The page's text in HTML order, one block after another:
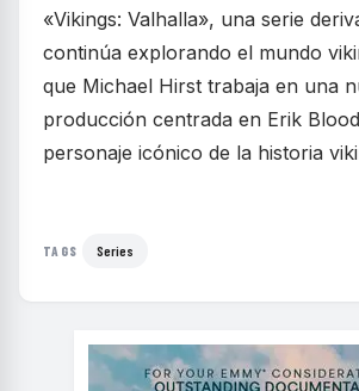
«Vikings: Valhalla», una serie
continúa explorando el mundo
que Michael Hirst trabaja en una
producción centrada en Erik
personaje icónico de la historia
TAGS Series